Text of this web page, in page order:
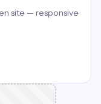
site — responsive